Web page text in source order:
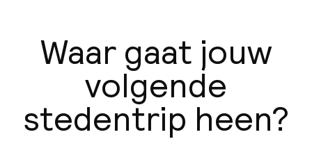
Waar gaat jouw
volgende
stedentrip heen?